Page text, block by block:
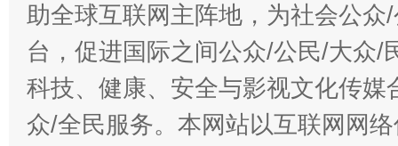
助全球互联网主阵地，为社会公
台，促进国际之间公众/公民/大众/
科技、健康、安全与影视文化传
众/全民服务。本网站以互联网网